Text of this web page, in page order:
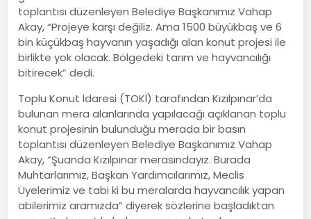
toplantısı düzenleyen Belediye Başkanımız Vahap
Akay, “Projeye karşı değiliz. Ama 1500 büyükbaş ve 6
bin küçükbaş hayvanın yaşadığı alan konut projesi ile
birlikte yok olacak. Bölgedeki tarım ve hayvancılığı
bitirecek” dedi.
Toplu Konut İdaresi (TOKİ) tarafından Kızılpınar’da
bulunan mera alanlarında yapılacağı açıklanan toplu
konut projesinin bulunduğu merada bir basın
toplantısı düzenleyen Belediye Başkanımız Vahap
Akay, “Şuanda Kızılpınar merasındayız. Burada
Muhtarlarımız, Başkan Yardımcılarımız, Meclis
Üyelerimiz ve tabi ki bu meralarda hayvancılık yapan
abilerimiz aramızda” diyerek sözlerine başladıktan